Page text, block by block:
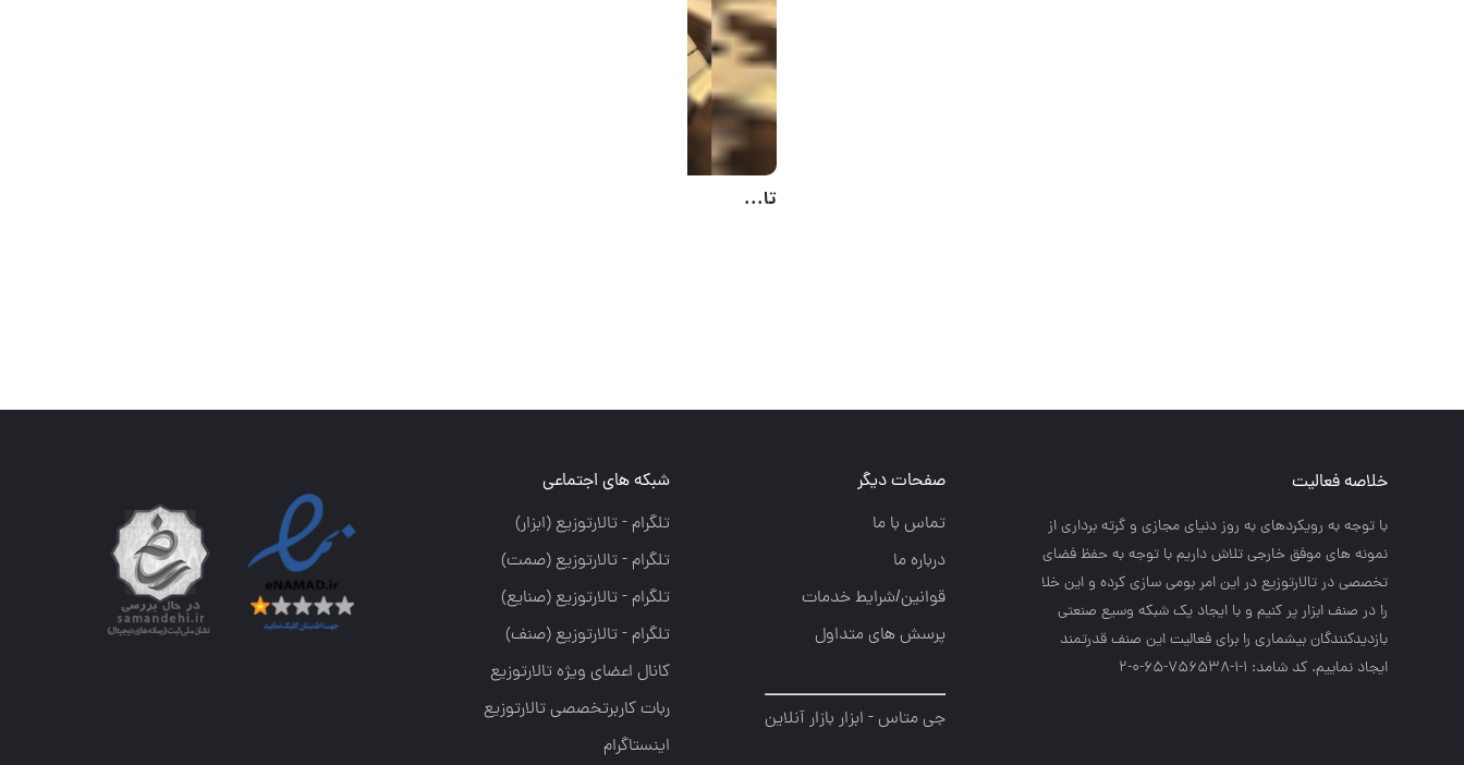
تایل چوبی ( کفپوش)
خلاصه فعالیت
با توجه به رويكردهاي به روز دنياي مجازي و گرته برداري از
نمونه هاي موفق خارجي تلاش داريم با توجه به حفظ فضاي
تخصصي در تالارتوزيع در اين امر بومي سازي كرده و اين خلا
را در صنف ابزار پر كنيم و با ايجاد يك شبكه وسيع صنعتي
بازديدكنندگان بيشماري را براي فعاليت اين صنف قدرتمند
ايجاد نماييم. کد شامد: 1-1-756538-65-0-2
صفحات دیگر
تماس با ما
درباره ما
قوانین/شرایط خدمات
پرسش های متداول
جی متاس - ابزار بازار آنلاین
شبکه های اجتماعی
تلگرام - تالارتوزيع (ابزار)
تلگرام - تالارتوزيع (صمت)
تلگرام - تالارتوزيع (صنايع)
تلگرام - تالارتوزیع (صنف)
کانال اعضای ویژه تالارتوزیع
ربات کاربرتخصصی تالارتوزیع
اینستاگرام